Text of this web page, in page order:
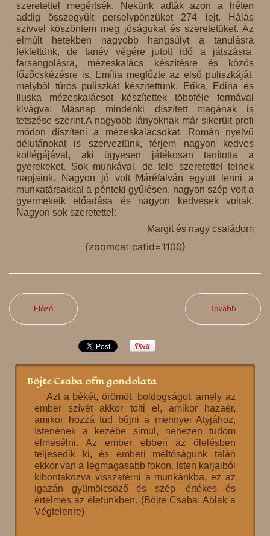
szeretettel megértsék. Nekünk adták azon a héten
addig összegyűlt perselypénzüket 274 lejt. Hálás
szívvel köszöntem meg jóságukat és szeretetüket. Az
elmúlt hetekben nagyobb hangsúlyt a tanulásra
fektettünk, de tanév végére jutott idő a játszásra,
farsangolásra, mézeskalács készítésre és közös
főzőcskézésre is. Emília megfőzte az első puliszkáját,
melyből túrós puliszkát készítettünk. Erika, Edina és
Iluska mézeskalácsot készítettek többféle formával
kivágva. Másnap mindenki díszített magának is
tetszése szerint.A nagyobb lányoknak már sikerült profi
módon díszíteni a mézeskalácsokat. Román nyelvű
délutánokat is szerveztünk, férjem nagyon kedves
kollégájával, aki ügyesen játékosan tanította a
gyerekeket. Sok munkával, de tele szeretettel telnek
napjaink. Nagyon jó volt Máréfalván együtt lenni a
munkatársakkal a pénteki gyűlésen, nagyon szép volt a
gyermekeik előadása és nagyon kedvesek voltak.
Nagyon sok szeretettel:
Margit és nagy családom
{zoomcat catid=1100}
Előző Tovább
Böjte Csaba ofm gondolata
Azt a békét, örömöt, boldogságot, amely az
ember szívét akkor tölti el, amikor hazaér,
amikor hozzá tud bújni a mennyei Atyjához,
Istenének a kezébe simul, nehezen tudom
elmesélni. Az ember ebben az ölelésben
teljesedik ki, és emberi méltóságunk talán
ekkor van a legmagasabb fokon. Isten karjaiból
kibontakozva visszatérni a munkánkba, ez az
igazán gyümölcsöző és szép, értékes és
értelmes az életünkben. (Böjte Csaba: Ablak a
Végtelenre)